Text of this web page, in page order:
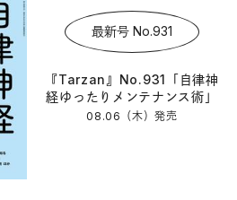
最新号 No.931
『Tarzan』No.931「自律神
経ゆったりメンテナンス術」
08.06（木）発売